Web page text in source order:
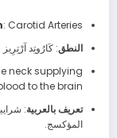
: Carotid Arteries
النطق: كَارُوتِد آرْتِرِيز
neck supplying
to the brain.
تعريف بالعربية:
المؤكسج.